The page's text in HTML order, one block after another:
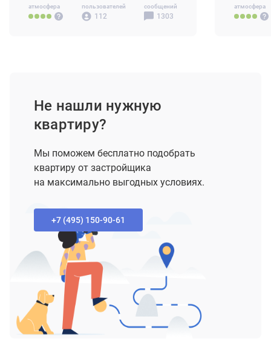
атмосфера пользователей
112
сообщений
1303
атмосфера
Не нашли нужную
квартиру?
Мы поможем бесплатно подобрать
квартиру от застройщика
на максимально выгодных условиях.
+7 (495) 150-90-61‬